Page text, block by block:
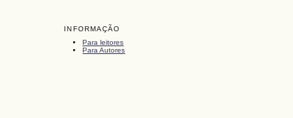
INFORMAÇÃO
Para leitores
Para Autores